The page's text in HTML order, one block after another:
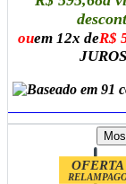
ouem 12x deR$
JUROS
OFERTA